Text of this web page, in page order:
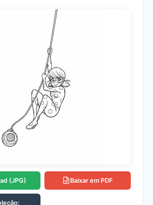
(JPG) Baixar em PDF